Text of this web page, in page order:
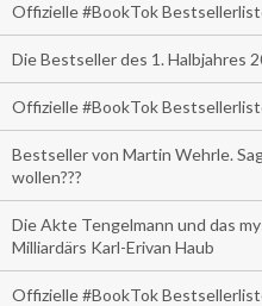
Offizielle #BookTok
Die Bestseller des 1. Halbjahres
Offizielle #BookTok
Bestseller von Martin Wehrle.
wollen???
Die Akte Tengelmann und das
Milliardärs Karl-Erivan Haub
Offizielle #BookTok